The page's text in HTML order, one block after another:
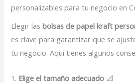
personalizables para tu negocio en
Elegir lasbolsas de papel kraft
es clave para garantizar que se
tu negocio. Aquí tienes algunos
1. Elige el tamaño adecuado 📐